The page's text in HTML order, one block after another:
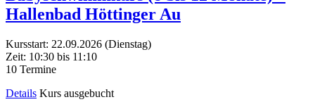
Hallenbad Höttinger Au
Kursstart: 22.09.2026 (Dienstag)
Zeit: 10:30 bis 11:10
10 Termine
Details Kurs ausgebucht